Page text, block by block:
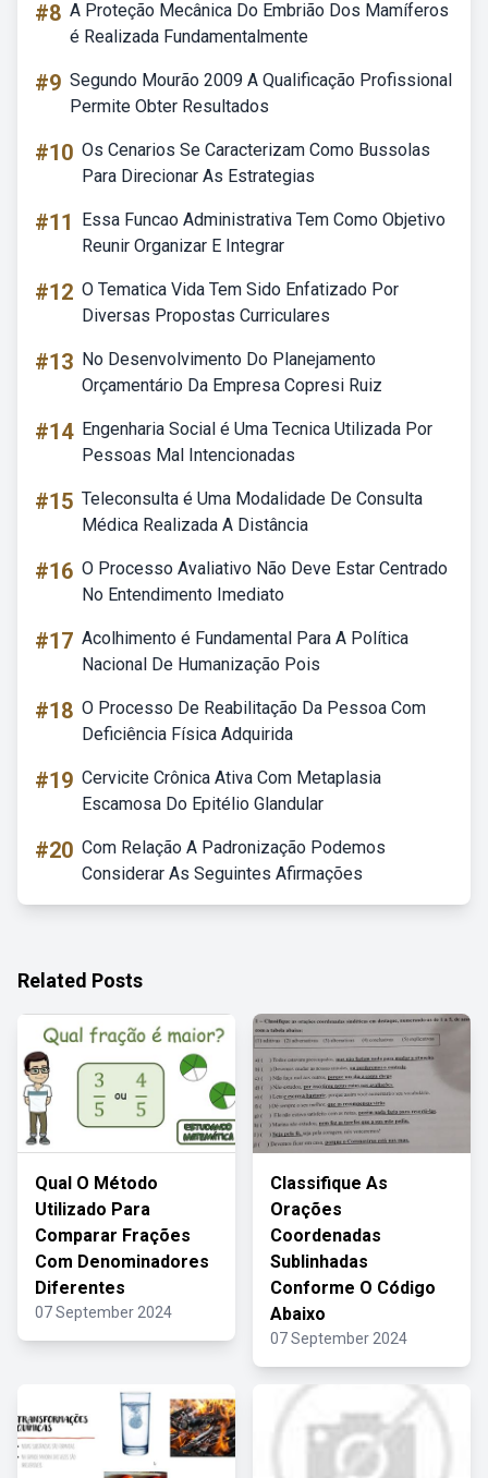
#8 A Proteção Mecânica Do Embrião Dos Mamíferos
é Realizada Fundamentalmente
#9 Segundo Mourão 2009 A Qualificação Profissional
Permite Obter Resultados
#10 Os Cenarios Se Caracterizam Como Bussolas
Para Direcionar As Estrategias
#11
Essa Funcao Administrativa Tem Como Objetivo
Reunir Organizar E Integrar
#12 O Tematica Vida Tem Sido Enfatizado Por
Diversas Propostas Curriculares
#13 No Desenvolvimento Do Planejamento
Orçamentário Da Empresa Copresi Ruiz
#14 Engenharia Social é Uma Tecnica Utilizada Por
Pessoas Mal Intencionadas
#15 Teleconsulta é Uma Modalidade De Consulta
Médica Realizada A Distância
#16 O Processo Avaliativo Não Deve Estar Centrado
No Entendimento Imediato
#17 Acolhimento é Fundamental Para A Política
Nacional De Humanização Pois
#18 O Processo De Reabilitação Da Pessoa Com
Deficiência Física Adquirida
#19 Cervicite Crônica Ativa Com Metaplasia
Escamosa Do Epitélio Glandular
#20 Com Relação A Padronização Podemos
Considerar As Seguintes Afirmações
Related Posts
Qual O Método
Utilizado Para
Comparar Frações
Com Denominadores
Diferentes
07 September 2024
Classifique As
Orações
Coordenadas
Sublinhadas
Conforme O Código
Abaixo
07 September 2024